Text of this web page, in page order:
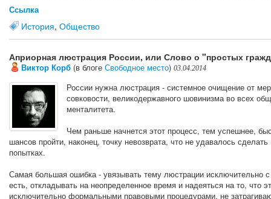
Ссылка
История, Общество
Априорная люстрация России, или Слово о "простых
Виктор Корб (в блоге Свободное место) 03.04.2014
России нужна люстрация - системное очищение от
совковости, великодержавного шовинизма во всех
менталитета.
Чем раньше начнется этот процесс, тем успешнее,
шансов пройти, наконец, точку невозврата, что не удавалось
попытках.
Самая большая ошибка - увязывать тему люстрации исключительно
есть, откладывать на неопределенное время и надеяться на то, что
исключительно формальными правовыми процедурами, не